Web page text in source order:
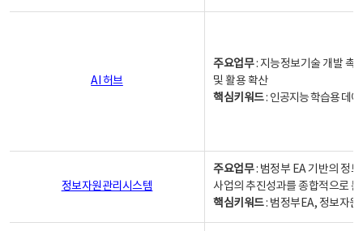
AI 허브
주요업무: 지능정보기술 개발 촉
및 활용 확산
핵심키워드: 인공지능 학습용 데
정보자원관리시스템
주요업무: 범정부 EA 기반의 정
사업의 추진성과를 종합적으로
핵심키워드: 범정부EA, 정보자